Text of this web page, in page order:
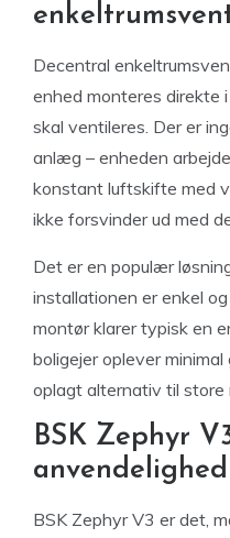
Decentral
enhed monteres direkte
skal ventileres. Der er
anlæg – enheden
konstant luftskifte med
ikke forsvinder ud med
Det er en populær
installationen er enkel
montør klarer typisk en
boligejer oplever
oplagt alternativ til store
BSK Zephyr
BSK Zephyr V3 er det,